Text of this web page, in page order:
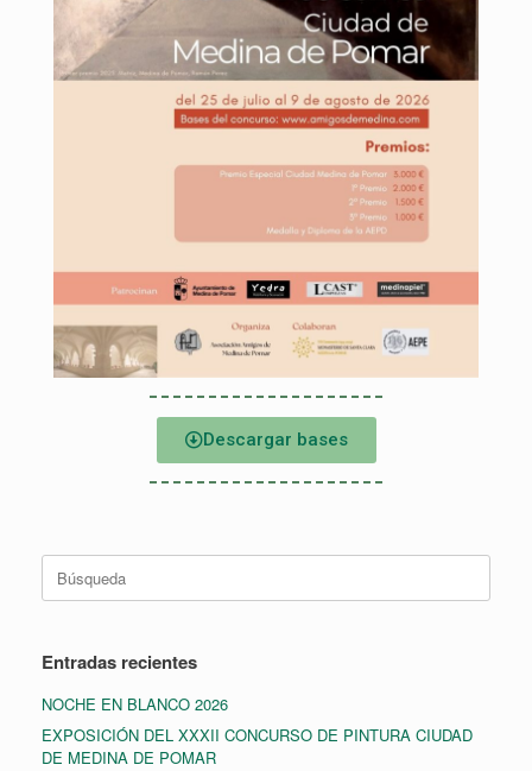
Descargar bases
Entradas recientes
NOCHE EN BLANCO 2026
EXPOSICIÓN DEL XXXII CONCURSO DE PINTURA CIUDAD
DE MEDINA DE POMAR